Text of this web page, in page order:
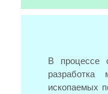
В процессе
разработка
ископаемых